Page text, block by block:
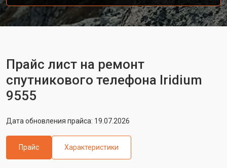
Прайс лист на ремонт
спутникового телефона Iridium
9555
Дата обновления прайса: 19.07.2026
Прайс Характеристики